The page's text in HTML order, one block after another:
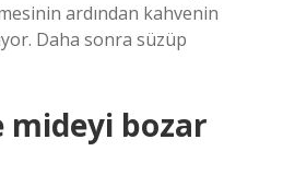
ardından kahvenin
Daha sonra süzüp
mideyi bozar